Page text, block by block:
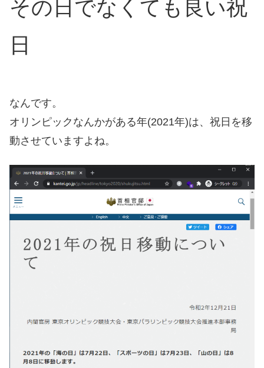
その日でなくても良い祝
日
なんです。
オリンピックなんかがある年(2021年)は、祝日を移
動させていますよね。